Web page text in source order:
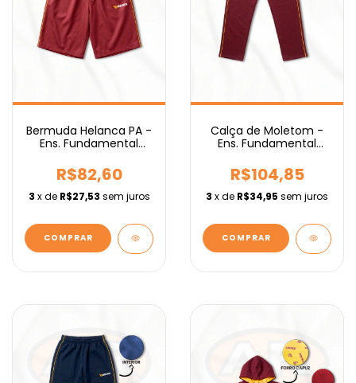
Bermuda Helanca PA -
Ens. Fundamental
R$82,60
3 x de R$27,53 sem juros
COMPRAR
Calça de Moletom -
Ens. Fundamental
R$104,85
3 x de R$34,95 sem juros
COMPRAR